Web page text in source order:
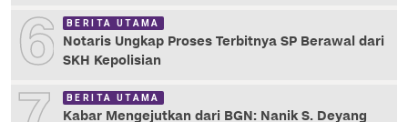
6 BERITA UTAMA
Notaris Ungkap Proses Terbitnya SP Berawal dari
SKH Kepolisian
BERITA UTAMA
Kabar Mengejutkan dari BGN: Nanik S. Deyang